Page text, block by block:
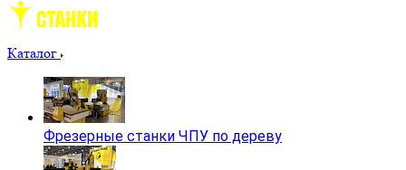
Каталог
Фрезерные станки ЧПУ по дереву